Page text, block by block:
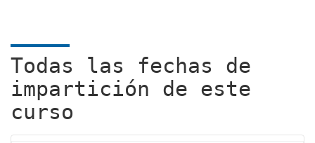
Todas las fechas de
impartición de este
curso